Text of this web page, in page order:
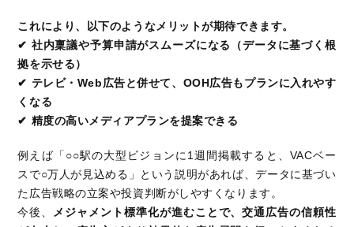
これにより、以下のようなメリットが期待できます。
✔ 社内稟議や予算申請がスムーズになる（データに基づく根
拠を示せる）
✔ テレビ・Web広告と併せて、OOH広告もプランに入れやす
くなる
✔ 精度の高いメディアプランを提案できる
例えば「○○駅の大型ビジョンに1週間掲載すると、VACベー
スで○万人が見込める」という説明があれば、データに基づい
た広告戦略の立案や投資判断がしやすくなります。
今後、
メジャメント標準化が進むことで、交通広告の信頼性